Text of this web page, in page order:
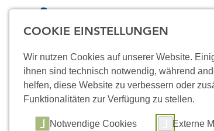
COOKIE EINSTELLUNGEN
Wir nutzen Cookies auf unserer Website.
ihnen sind technisch notwendig, während
helfen, diese Website zu verbessern oder
Funktionalitäten zur Verfügung zu stellen.
Notwendige Cookies Externe